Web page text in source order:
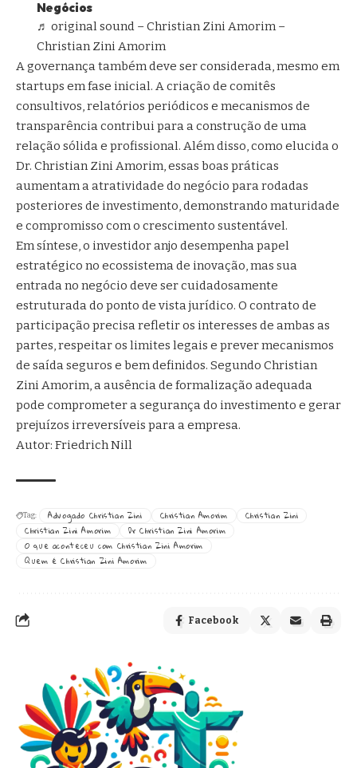
Negócios
♬ original sound – Christian Zini Amorim –
Christian Zini Amorim
A governança também deve ser considerada, mesmo em
startups em fase inicial. A criação de comitês
consultivos, relatórios periódicos e mecanismos de
transparência contribui para a construção de uma
relação sólida e profissional. Além disso, como elucida o
Dr. Christian Zini Amorim, essas boas práticas
aumentam a atratividade do negócio para rodadas
posteriores de investimento, demonstrando maturidade
e compromisso com o crescimento sustentável.
Em síntese, o investidor anjo desempenha papel
estratégico no ecossistema de inovação, mas sua
entrada no negócio deve ser cuidadosamente
estruturada do ponto de vista jurídico. O contrato de
participação precisa refletir os interesses de ambas as
partes, respeitar os limites legais e prever mecanismos
de saída seguros e bem definidos. Segundo Christian
Zini Amorim, a ausência de formalização adequada
pode comprometer a segurança do investimento e gerar
prejuízos irreversíveis para a empresa.
Autor: Friedrich Nill
Tag: Advogado Christian Zini Christian Amorim
Christian Zini
Christian Zini Amorim
Dr Christian Zini Amorim
O que aconteceu com Christian Zini Amorim
Quem é Christian Zini Amorim
Facebook